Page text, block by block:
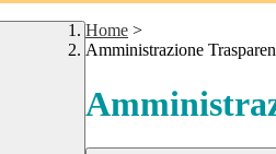
Home >
Amministrazione